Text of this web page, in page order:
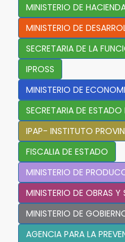
MINISTERIO DE
MINISTERIO DE
SECRETARIA DE LA
IPROSS
MINISTERIO DE
SECRETARIA DE
IPAP- INSTITUTO
FISCALIA DE ESTADO
MINISTERIO DE
MINISTERIO DE OBRAS Y
MINISTERIO DE
AGENCIA PARA LA